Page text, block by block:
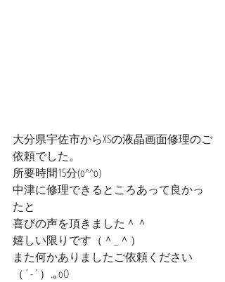
大分県宇佐市からXSの液晶画面修理のご
依頼でした。
所要時間15分(o^^o)
中津に修理できるところあって良かっ
たと
喜びの声を頂きました＾＾
嬉しい限りです（＾_＾）
また何かありましたご依頼ください
（´-`）.｡oO